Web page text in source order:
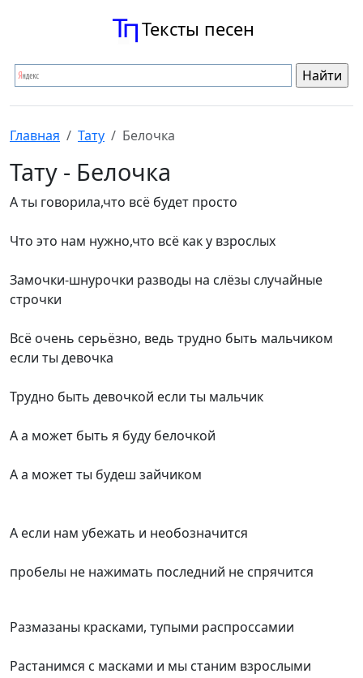
Тексты песен
Главная Тату Белочка
Тату - Белочка
А ты говорила,что всё будет просто
Что это нам нужно,что всё как у взрослых
Замочки-шнурочки разводы на слёзы случайные
строчки
Всё очень серьёзно, ведь трудно быть мальчиком
если ты девочка
Трудно быть девочкой если ты мальчик
А а может быть я буду белочкой
А а может ты будеш зайчиком
А если нам убежать и необозначится
пробелы не нажимать последний не спрячится
Размазаны красками, тупыми распроссамии
Растанимся с масками и мы станим взрослыми